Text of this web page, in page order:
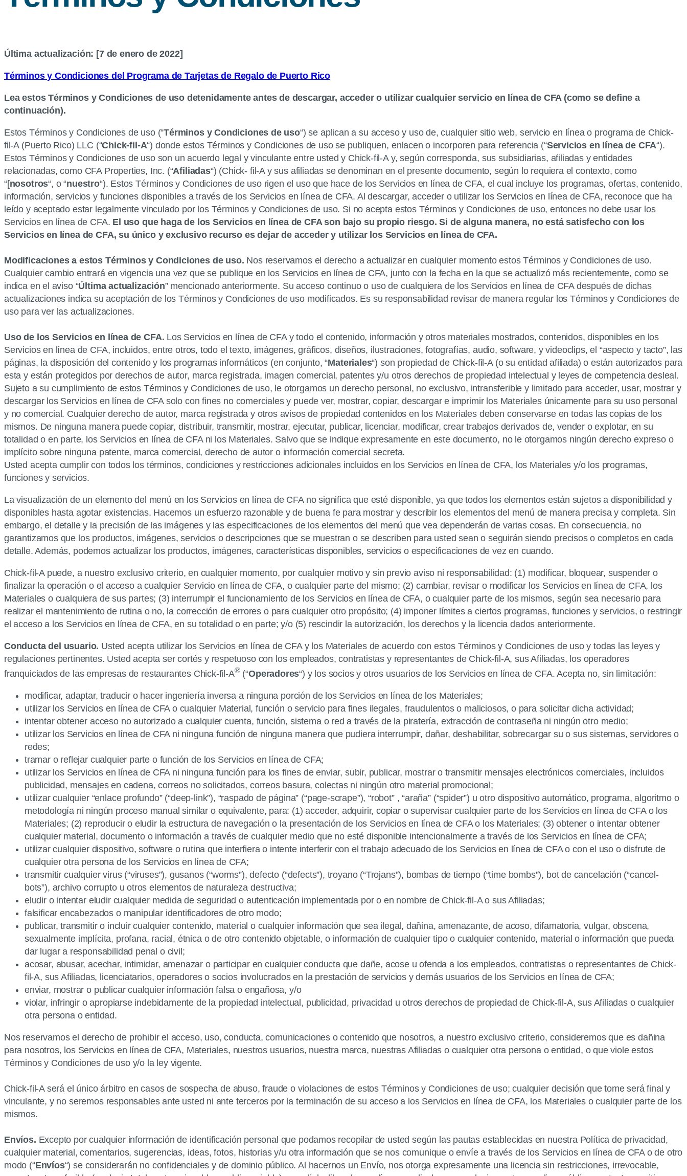
Última actualización: [7 de enero de 2022]
Términos y Condiciones del Programa de Tarjetas de Regalo de Puerto Rico
Lea estos Términos y Condiciones de uso detenidamente antes de descargar, acceder o utilizar cualquier servicio en línea de CFA (como se define a
continuación).
Estos Términos y Condiciones de uso (“Términos y Condiciones de uso“) se aplican a su acceso y uso de, cualquier sitio web, servicio en línea o programa de Chick-
fil-A (Puerto Rico) LLC (“Chick-fil-A“) donde estos Términos y Condiciones de uso se publiquen, enlacen o incorporen para referencia (“Servicios en línea de CFA“).
Estos Términos y Condiciones de uso son un acuerdo legal y vinculante entre usted y Chick-fil-A y, según corresponda, sus subsidiarias, afiliadas y entidades
relacionadas, como CFA Properties, Inc. (“Afiliadas“) (Chick- fil-A y sus afiliadas se denominan en el presente documento, según lo requiera el contexto, como
“[nosotros“, o “nuestro“). Estos Términos y Condiciones de uso rigen el uso que hace de los Servicios en línea de CFA, el cual incluye los programas, ofertas, contenido,
información, servicios y funciones disponibles a través de los Servicios en línea de CFA. Al descargar, acceder o utilizar los Servicios en línea de CFA, reconoce que ha
leído y aceptado estar legalmente vinculado por los Términos y Condiciones de uso. Si no acepta estos Términos y Condiciones de uso, entonces no debe usar los
Servicios en línea de CFA. El uso que haga de los Servicios en línea de CFA son bajo su propio riesgo. Si de alguna manera, no está satisfecho con los
Servicios en línea de CFA, su único y exclusivo recurso es dejar de acceder y utilizar los Servicios en línea de CFA.
Modificaciones a estos Términos y Condiciones de uso. Nos reservamos el derecho a actualizar en cualquier momento estos Términos y Condiciones de uso.
Cualquier cambio entrará en vigencia una vez que se publique en los Servicios en línea de CFA, junto con la fecha en la que se actualizó más recientemente, como se
indica en el aviso “Última actualización” mencionado anteriormente. Su acceso continuo o uso de cualquiera de los Servicios en línea de CFA después de dichas
actualizaciones indica su aceptación de los Términos y Condiciones de uso modificados. Es su responsabilidad revisar de manera regular los Términos y Condiciones de
uso para ver las actualizaciones.
Uso de los Servicios en línea de CFA. Los Servicios en línea de CFA y todo el contenido, información y otros materiales mostrados, contenidos, disponibles en los
Servicios en línea de CFA, incluidos, entre otros, todo el texto, imágenes, gráficos, diseños, ilustraciones, fotografías, audio, software, y videoclips, el “aspecto y tacto”, las
páginas, la disposición del contenido y los programas informáticos (en conjunto, “Materiales“) son propiedad de Chick-fil-A (o su entidad afiliada) o están autorizados para
esta y están protegidos por derechos de autor, marca registrada, imagen comercial, patentes y/u otros derechos de propiedad intelectual y leyes de competencia desleal.
Sujeto a su cumplimiento de estos Términos y Condiciones de uso, le otorgamos un derecho personal, no exclusivo, intransferible y limitado para acceder, usar, mostrar y
descargar los Servicios en línea de CFA solo con fines no comerciales y puede ver, mostrar, copiar, descargar e imprimir los Materiales únicamente para su uso personal
y no comercial. Cualquier derecho de autor, marca registrada y otros avisos de propiedad contenidos en los Materiales deben conservarse en todas las copias de los
mismos. De ninguna manera puede copiar, distribuir, transmitir, mostrar, ejecutar, publicar, licenciar, modificar, crear trabajos derivados de, vender o explotar, en su
totalidad o en parte, los Servicios en línea de CFA ni los Materiales. Salvo que se indique expresamente en este documento, no le otorgamos ningún derecho expreso o
implícito sobre ninguna patente, marca comercial, derecho de autor o información comercial secreta.
Usted acepta cumplir con todos los términos, condiciones y restricciones adicionales incluidos en los Servicios en línea de CFA, los Materiales y/o los programas,
funciones y servicios.
La visualización de un elemento del menú en los Servicios en línea de CFA no significa que esté disponible, ya que todos los elementos están sujetos a disponibilidad y
disponibles hasta agotar existencias. Hacemos un esfuerzo razonable y de buena fe para mostrar y describir los elementos del menú de manera precisa y completa. Sin
embargo, el detalle y la precisión de las imágenes y las especificaciones de los elementos del menú que vea dependerán de varias cosas. En consecuencia, no
garantizamos que los productos, imágenes, servicios o descripciones que se muestran o se describen para usted sean o seguirán siendo precisos o completos en cada
detalle. Además, podemos actualizar los productos, imágenes, características disponibles, servicios o especificaciones de vez en cuando.
Chick-fil-A puede, a nuestro exclusivo criterio, en cualquier momento, por cualquier motivo y sin previo aviso ni responsabilidad: (1) modificar, bloquear, suspender o
finalizar la operación o el acceso a cualquier Servicio en línea de CFA, o cualquier parte del mismo; (2) cambiar, revisar o modificar los Servicios en línea de CFA, los
Materiales o cualquiera de sus partes; (3) interrumpir el funcionamiento de los Servicios en línea de CFA, o cualquier parte de los mismos, según sea necesario para
realizar el mantenimiento de rutina o no, la corrección de errores o para cualquier otro propósito; (4) imponer límites a ciertos programas, funciones y servicios, o restringir
el acceso a los Servicios en línea de CFA, en su totalidad o en parte; y/o (5) rescindir la autorización, los derechos y la licencia dados anteriormente.
Conducta del usuario. Usted acepta utilizar los Servicios en línea de CFA y los Materiales de acuerdo con estos Términos y Condiciones de uso y todas las leyes y
regulaciones pertinentes. Usted acepta ser cortés y respetuoso con los empleados, contratistas y representantes de Chick-fil-A, sus Afiliadas, los operadores
franquiciados de las empresas de restaurantes Chick-fil-A®(“Operadores“) y los socios y otros usuarios de los Servicios en línea de CFA. Acepta no, sin limitación:
modificar, adaptar, traducir o hacer ingeniería inversa a ninguna porción de los Servicios en línea de los Materiales;
utilizar los Servicios en línea de CFA o cualquier Material, función o servicio para fines ilegales, fraudulentos o maliciosos, o para solicitar dicha actividad;
intentar obtener acceso no autorizado a cualquier cuenta, función, sistema o red a través de la piratería, extracción de contraseña ni ningún otro medio;
utilizar los Servicios en línea de CFA ni ninguna función de ninguna manera que pudiera interrumpir, dañar, deshabilitar, sobrecargar su o sus sistemas, servidores o
redes;
tramar o reflejar cualquier parte o función de los Servicios en línea de CFA;
utilizar los Servicios en línea de CFA ni ninguna función para los fines de enviar, subir, publicar, mostrar o transmitir mensajes electrónicos comerciales, incluidos
publicidad, mensajes en cadena, correos no solicitados, correos basura, colectas ni ningún otro material promocional;
utilizar cualquier “enlace profundo” (“deep-link”), “raspado de página” (“page-scrape”), “robot” , “araña” (“spider”) u otro dispositivo automático, programa, algoritmo o
metodología ni ningún proceso manual similar o equivalente, para: (1) acceder, adquirir, copiar o supervisar cualquier parte de los Servicios en línea de CFA o los
Materiales; (2) reproducir o eludir la estructura de navegación o la presentación de los Servicios en línea de CFA o los Materiales; (3) obtener o intentar obtener
cualquier material, documento o información a través de cualquier medio que no esté disponible intencionalmente a través de los Servicios en línea de CFA;
utilizar cualquier dispositivo, software o rutina que interfiera o intente interferir con el trabajo adecuado de los Servicios en línea de CFA o con el uso o disfrute de
cualquier otra persona de los Servicios en línea de CFA;
transmitir cualquier virus (“viruses”), gusanos (“worms”), defecto (“defects”), troyano (“Trojans”), bombas de tiempo (“time bombs”), bot de cancelación (“cancel-
bots”), archivo corrupto u otros elementos de naturaleza destructiva;
eludir o intentar eludir cualquier medida de seguridad o autenticación implementada por o en nombre de Chick-fil-A o sus Afiliadas;
falsificar encabezados o manipular identificadores de otro modo;
publicar, transmitir o incluir cualquier contenido, material o cualquier información que sea ilegal, dañina, amenazante, de acoso, difamatoria, vulgar, obscena,
sexualmente implícita, profana, racial, étnica o de otro contenido objetable, o información de cualquier tipo o cualquier contenido, material o información que pueda
dar lugar a responsabilidad penal o civil;
acosar, abusar, acechar, intimidar, amenazar o participar en cualquier conducta que dañe, acose u ofenda a los empleados, contratistas o representantes de Chick-
fil-A, sus Afiliadas, licenciatarios, operadores o socios involucrados en la prestación de servicios y demás usuarios de los Servicios en línea de CFA;
enviar, mostrar o publicar cualquier información falsa o engañosa, y/o
violar, infringir o apropiarse indebidamente de la propiedad intelectual, publicidad, privacidad u otros derechos de propiedad de Chick-fil-A, sus Afiliadas o cualquier
otra persona o entidad.
Nos reservamos el derecho de prohibir el acceso, uso, conducta, comunicaciones o contenido que nosotros, a nuestro exclusivo criterio, consideremos que es dañina
para nosotros, los Servicios en línea de CFA, Materiales, nuestros usuarios, nuestra marca, nuestras Afiliadas o cualquier otra persona o entidad, o que viole estos
Términos y Condiciones de uso y/o la ley vigente.
Chick-fil-A será el único árbitro en casos de sospecha de abuso, fraude o violaciones de estos Términos y Condiciones de uso; cualquier decisión que tome será final y
vinculante, y no seremos responsables ante usted ni ante terceros por la terminación de su acceso a los Servicios en línea de CFA, los Materiales o cualquier parte de los
mismos.
Envíos. Excepto por cualquier información de identificación personal que podamos recopilar de usted según las pautas establecidas en nuestra Política de privacidad,
cualquier material, comentarios, sugerencias, ideas, fotos, historias y/u otra información que se nos comunique o envíe a través de los Servicios en línea de CFA o de otro
modo (“Envíos“) se considerarán no confidenciales y de dominio público. Al hacernos un Envío, nos otorga expresamente una licencia sin restricciones, irrevocable,